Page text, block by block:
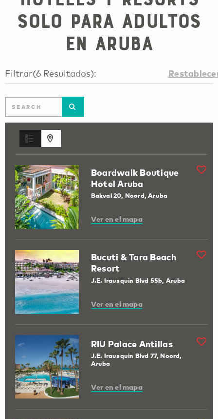
solo para adultos
en Aruba
Filtrar(6 Resultados):
Boardwalk Boutique
Hotel Aruba
Bakval 20, Noord, Aruba
Ver en el mapa
Bucuti & Tara Beach
Resort
J.E. Irausquin Blvd 55b, Aruba
Ver en el mapa
RIU Palace Antillas
J.E. Irausquin Blvd 77, Noord,
Aruba
Ver en el mapa